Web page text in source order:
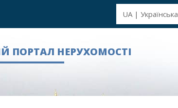
UA | Українська
ПОРТАЛ НЕРУХОМОСТІ